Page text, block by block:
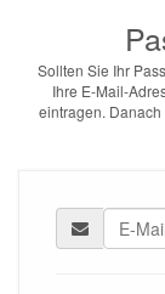
Sollten Sie Ihr
Ihre E-Mail-
eintragen.